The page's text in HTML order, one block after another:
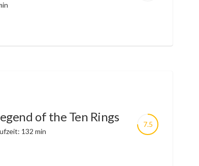
of the Ten Rings
132 min
7.5